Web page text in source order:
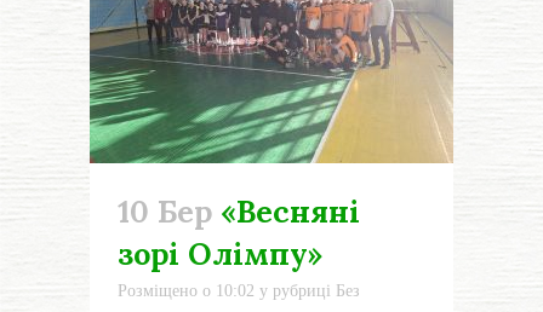
10 Бер «Весняні
зорі Олімпу»
Розміщено о 10:02 у рубриці Без